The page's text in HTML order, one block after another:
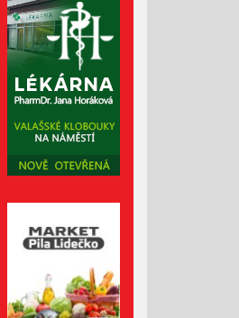
Březen 2025
Únor 2025
Leden 2025
Prosinec 2024
Listopad 2024
Říjen 2024
Září 2024
Červenec 2024
Červen 2024
Květen 2024
Duben 2024